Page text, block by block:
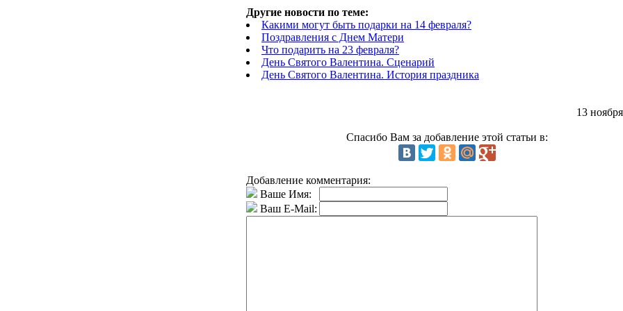
Другие новости по теме:
Какими могут быть подарки на 14 февраля?
Поздравления с Днем Матери
Что подарить на 23 февраля?
День Святого Валентина. Сценарий
День Святого Валентина. История праздника
13
Спасибо Вам за добавление этой статьи в:
Добавление комментария:
Ваше Имя:
Ваш E-Mail: